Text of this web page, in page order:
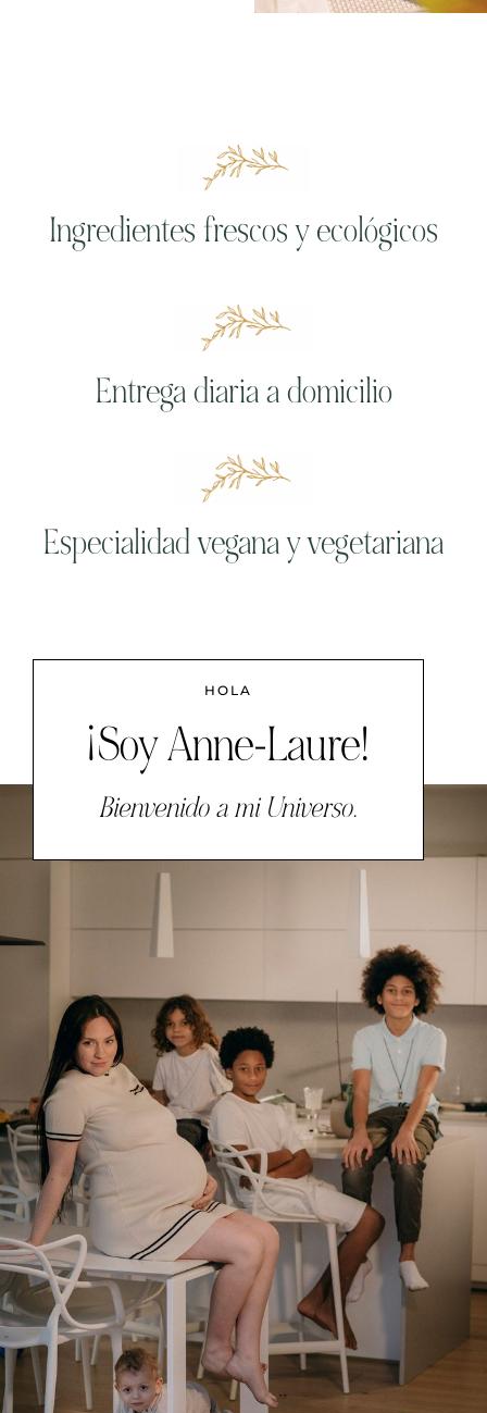
Ingredientes frescos y ecológicos
Entrega diaria a domicilio
Especialidad vegana y vegetariana
HOLA
¡Soy Anne-Laure!
Bienvenido a mi Universo.